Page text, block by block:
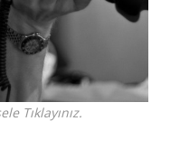
Tıklayınız.